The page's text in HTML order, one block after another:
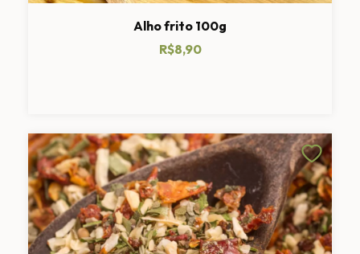
Alho frito 100g
R$8,90